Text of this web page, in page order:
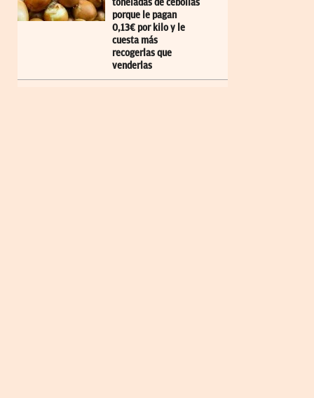
toneladas de cebollas
porque le pagan
0,13€ por kilo y le
cuesta más
recogerlas que
venderlas